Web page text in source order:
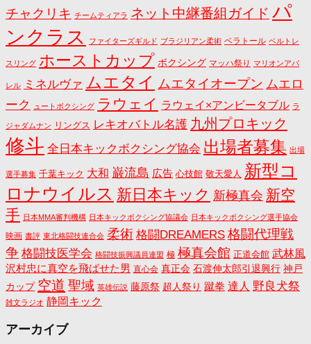
チャクリキ チームティアラ ネット中継番組ガイド パ
ンクラス
ファイターズギルド ブラジリアン柔術 ベラトール ベルトレ
スリング ホーストカップ ボクシング マッハ祭り マリオンアパ
レル ミネルヴァ ムエタイ ムエタイオープン ムエロ
ーク
ュートボクシング ラウェイ ラウェイ×アンビータブル ラ
ジャダムナン リングス レキオバトル名護 九州プロキック
修斗 全日本キックボクシング協会 出場者募集 出場
選手募集 千葉キック 大和 巌流島 広告 心技館 敬天愛人 新型コ
ロナウイルス 新日本キック 新極真会 新空
手 日本MMA審判機構 日本キックボクシング協議会 日本キックボクシング選手協会
映画 書評 東北格闘技連合会 柔術 格闘DREAMERS 格闘代理戦
争 格闘技医学会 格闘技振興議員連盟 極 極真会館 正道会館 武林風
沢村忠に真空を飛ばせた男 直心会 真正会 石渡伸太郎引退興行 神戸
カップ 空道 聖域 英雄伝説 藤原祭 超人祭り 蹴拳 達人 野良犬祭
雑文ラジオ 静岡キック
アーカイブ